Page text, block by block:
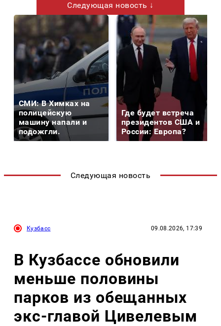
Следующая новость ↓
СМИ: В Химках на
полицейскую
машину напали и
подожгли.
Где будет встреча
президентов США и
России: Европа?
Следующая новость
Кузбасс 09.08.2026, 17:39
В Кузбассе обновили
меньше половины
парков из обещанных
экс-главой Цивелевым